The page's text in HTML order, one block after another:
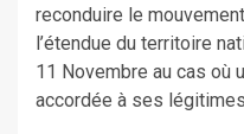
reconduire le
l’étendue du territoire
11 Novembre au cas où
accordée à ses